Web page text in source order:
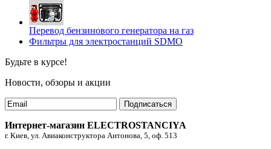
Перевод бензинового генератора на газ
Фильтры для электростанций SDMO
Будьте в курсе!
Новости, обзоры и акции
Подписаться
Интернет-магазин ELECTROSTANCIYA
г. Киев, ул. Авиаконструктора Антонова, 5, оф. 513